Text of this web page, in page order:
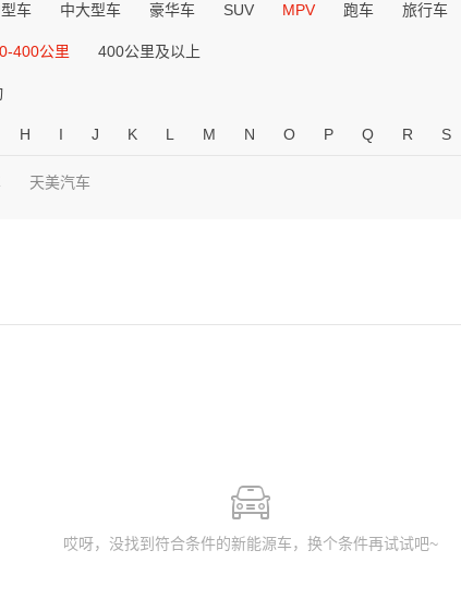
车 中大型车 豪华车 SUV MPV 跑车 旅行车
400公里 400公里及以上
H I J K L M N O P Q R S
天美汽车
哎呀，没找到符合条件的新能源车，换个条件再试试吧~